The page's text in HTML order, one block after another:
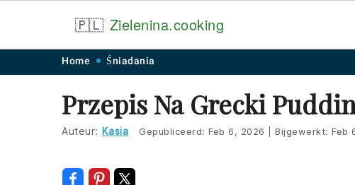
navigation
content
🇵🇱 Zielenina.cooking
Home Śniadania
Przepis Na Grecki
Auteur: Kasia Gepubliceerd: Feb 6, 2026 Bijgewerkt: Feb